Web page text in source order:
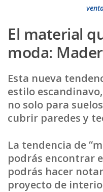
El material
moda:
Esta nueva
estilo
no solo para
cubrir paredes y
La tendencia de
podrás encontrar
podrás hacer
proyecto de